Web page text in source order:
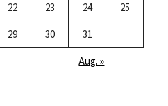
22 23 24
25
29 30
31
Aug. »